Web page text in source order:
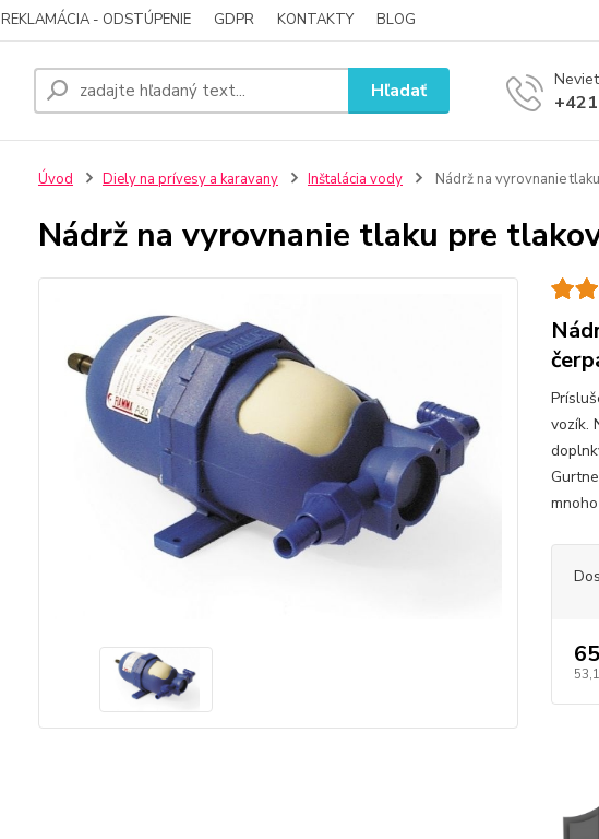
REKLAMÁCIA - ODSTÚPENIE GDPR KONTAKTY BLOG
Hľadať
Úvod Diely na prívesy a karavany Inštalácia vody Nádrž na vyrovnanie
Nádrž na vyrovnanie tlaku pre
vozík.